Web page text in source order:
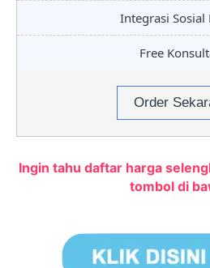
Integrasi Sosial
Free
Order
Ingin tahu daftar harga
tombol di